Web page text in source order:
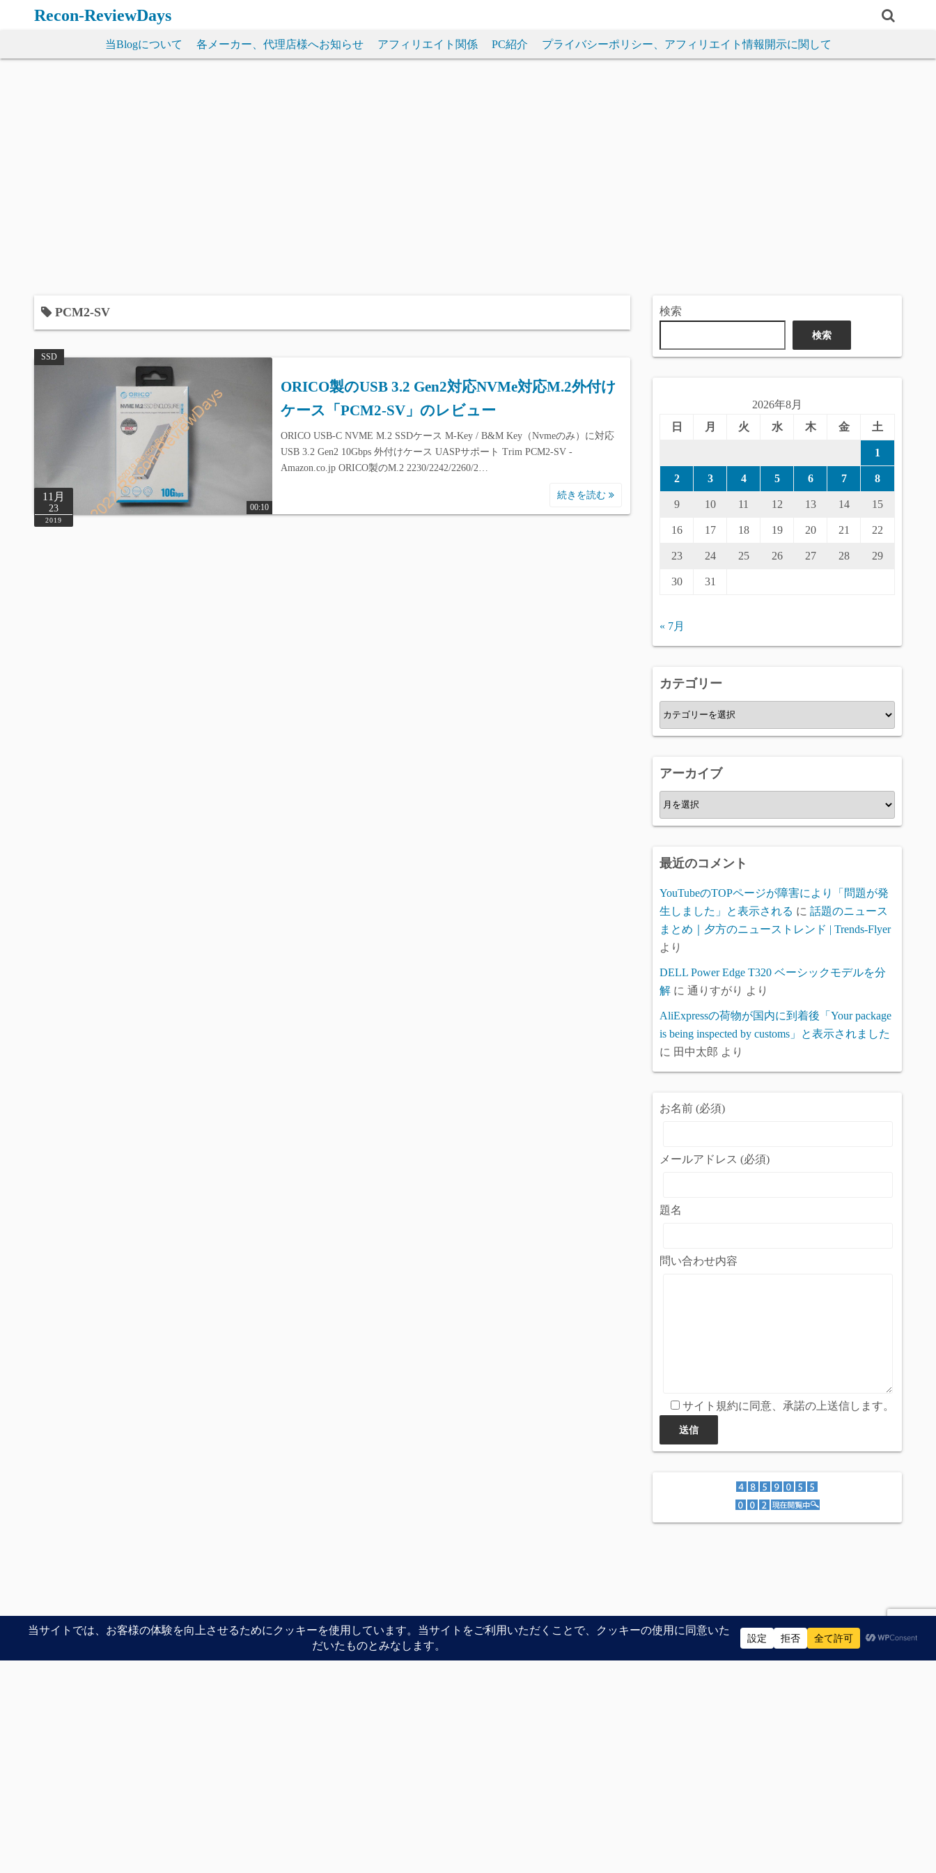
ン
Recon-ReviewDays
当Blogについて 各メーカー、代理店様へお知らせ アフィリエイト関係 PC紹介 プライバシーポリシー、アフィリエイト情報開示に関して
PCM2-SV
SSD
11月
23
2019
00:10
ORICO製のUSB 3.2 Gen2対応NVMe対応M.2外付け
ケース「PCM2-SV」のレビュー
ORICO USB-C NVME M.2 SSDケース M-Key / B&M Key（Nvmeのみ）に対応
USB 3.2 Gen2 10Gbps 外付けケース UASPサポート Trim PCM2-SV -
Amazon.co.jp ORICO製のM.2 2230/2242/2260/2…
続きを読む
検索
検索
2026年8月
日
月 火 水 木 金 土
1
2 3 4 5 6 7 8
9 10 11 12 13 14 15
16 17 18 19 20 21 22
23 24 25 26 27 28 29
30 31
« 7月
カテゴリー
カ
テ
ー
アーカイブ
ア
ー
ブ
最近のコメント
YouTubeのTOPページが障害により「問題が発
生しました」と表示される に 話題のニュース
まとめ｜夕方のニューストレンド | Trends-Flyer
より
DELL Power Edge T320 ベーシックモデルを分
解 に 通りすがり より
AliExpressの荷物が国内に到着後「Your package
is being inspected by customs」と表示されました
に 田中太郎 より
お名前 (必須)
メールアドレス (必須)
題名
問い合わせ内容
サイト規約に同意、承諾の上送信します。